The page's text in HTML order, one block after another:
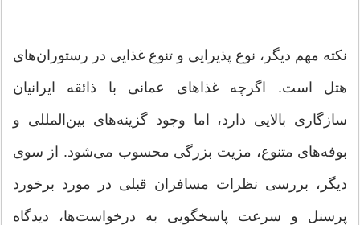
نکته مهم دیگر، نوع پذیرایی و تنوع غذایی در رستوران‌های
هتل است. اگرچه غذاهای عمانی با ذائقه ایرانیان
سازگاری بالایی دارد، اما وجود گزینه‌های بین‌المللی و
بوفه‌های متنوع، مزیت بزرگی محسوب می‌شود. از سوی
دیگر، بررسی نظرات مسافران قبلی در مورد برخورد
پرسنل و سرعت پاسخگویی به درخواست‌ها، دیدگاه